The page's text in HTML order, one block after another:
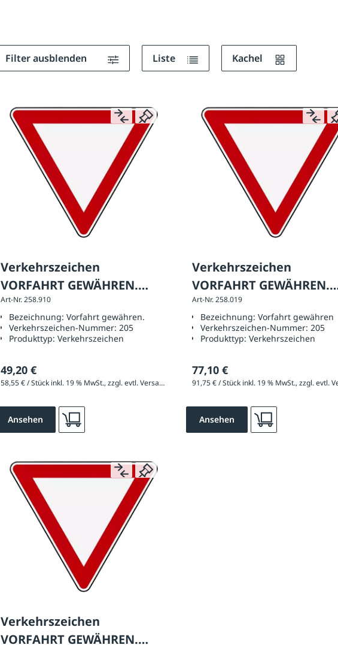
Filter ausblenden Liste Kachel
Verkehrszeichen
VORFAHRT GEWÄHREN.
Seitenlänge 630 mm, RA 1
Art-Nr. 258.910
Bezeichnung: Vorfahrt gewähren.
Verkehrszeichen-Nummer: 205
Produkttyp: Verkehrszeichen
49,20 €
58,55 € / Stück inkl. 19 % MwSt., zzgl. evtl. Versandkosten
Ansehen
Verkehrszeichen
VORFAHRT GEWÄHREN.
Seitenlänge 900 mm, RA 1
Art-Nr. 258.019
Bezeichnung:Vorfahrt gewähren
Verkehrszeichen-Nummer:205
Produkttyp:Verkehrszeichen
77,10 €
Ansehen
Verkehrszeichen
VORFAHRT GEWÄHREN.